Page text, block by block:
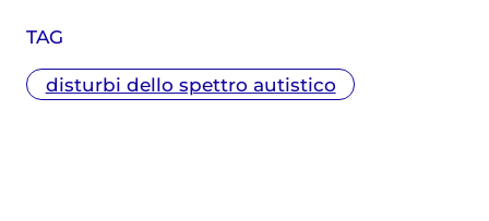
TAG
disturbi dello spettro autistico